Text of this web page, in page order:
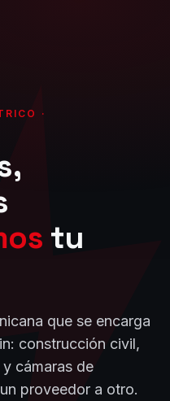
·
tu
que se encarga
construcción civil,
cámaras de
proveedor a otro.